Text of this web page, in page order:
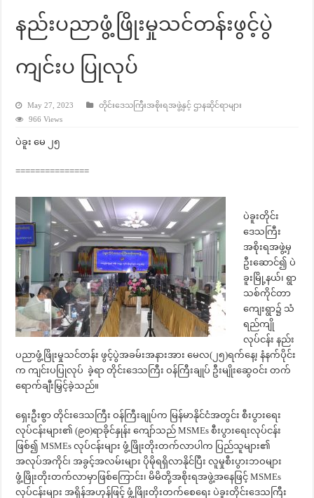
နည်းပညာဖွံ့ဖြိုးမှုသင်တန်းဖွင့်ပွဲ
ကျင်းပ ပြုလုပ်
May 27, 2023
တိုင်းဒေသကြီးအစိုးရအဖွဲ့နှင့် ဌာနဆိုင်ရာများ
966 Views
ပဲခူး မေ ၂၅
===============
ပဲခူးတိုင်း
ဒေသကြီး
အစိုးရအဖွဲ့မှ
ဦးဆောင်၍ ပဲ
ခူးမြို့နယ်၊ ရွာ
သစ်ကိုင်တာ
ကျေးရွာ၌ သံ
ရည်ကျို
လုပ်ငန်း နည်း
ပညာဖွံ့ဖြိုးမှုသင်တန်း ဖွင့်ပွဲအခမ်းအနားအား မေလ(၂၅)ရက်နေ့၊ နံနက်ပိုင်း
က ကျင်းပပြုလုပ် ခဲ့ရာ တိုင်းဒေသကြီး ဝန်ကြီးချုပ် ဦးမျိုးဆွေဝင်း တက်
ရောက်ချီးမြှင့်ခဲ့သည်။
ရှေးဦးစွာ တိုင်းဒေသကြီး ဝန်ကြီးချုပ်က မြန်မာနိုင်ငံအတွင်း စီးပွားရေး
လုပ်ငန်းများ၏ (၉၀)ရာခိုင်နှုန်း ကျော်သည် MSMEs စီးပွားရေးလုပ်ငန်း
ဖြစ်၍ MSMEs လုပ်ငန်းများ ဖွံ့ဖြိုးတိုးတက်လာပါက ပြည်သူများ၏
အလုပ်အကိုင်၊ အခွင့်အလမ်းများ ပိုမိုရရှိလာနိုင်ပြီး လူမှုစီးပွားဘဝများ
ဖွံ့ဖြိုးတိုးတက်လာမှာဖြစ်ကြောင်း၊ မိမိတို့အစိုးရအဖွဲ့အနေဖြင့် MSMEs
လုပ်ငန်းများ အရှိန်အဟုန်ဖြင့် ဖွံ့ဖြိုးတိုးတက်စေရေး ပဲခူးတိုင်းဒေသကြီး